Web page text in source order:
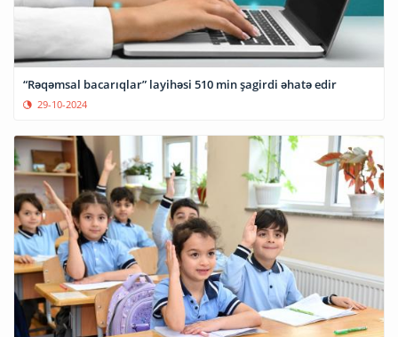
“Rəqəmsal bacarıqlar” layihəsi 510 min şagirdi əhatə edir
29-10-2024